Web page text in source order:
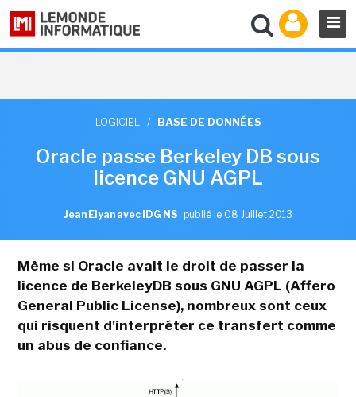
LOGICIEL / BASE DE DONNÉES
Oracle passe Berkeley DB sous
licence GNU AGPL
Jean Elyan avec IDG NS , publié le 08 Juillet 2013
Même si Oracle avait le droit de passer la
licence de BerkeleyDB sous GNU AGPL (Affero
General Public License), nombreux sont ceux
qui risquent d'interpréter ce transfert comme
un abus de confiance.